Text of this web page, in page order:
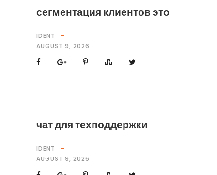
сегментация клиентов это
IDENT
AUGUST 9, 2026
чат для техподдержки
IDENT
AUGUST 9, 2026